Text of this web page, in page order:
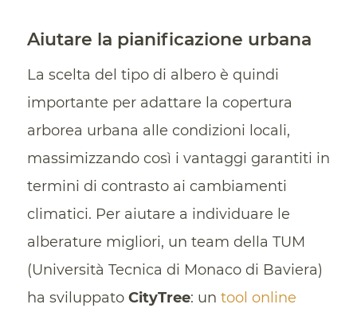
Aiutare la pianificazione urbana
La scelta del tipo di albero è quindi
importante per adattare la copertura
arborea urbana alle condizioni locali,
massimizzando così i vantaggi garantiti in
termini di contrasto ai cambiamenti
climatici. Per aiutare a individuare le
alberature migliori, un team della TUM
(Università Tecnica di Monaco di Baviera)
ha sviluppato CityTree: un tool online